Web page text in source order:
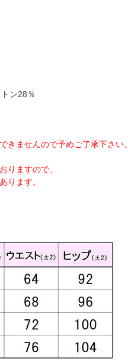
ン28％
ませんので予めご了承下さい。
りますので、
ります。